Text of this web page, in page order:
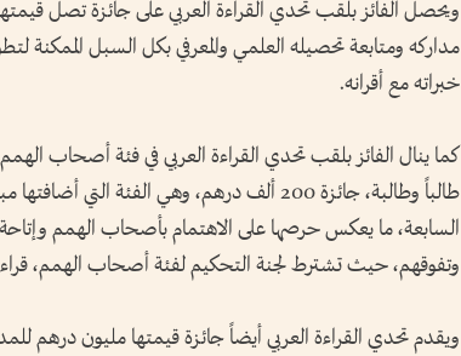
مداركه ومتابعة تحصيله العلمي والمعرفي بكل السبل الممكنة
خبراته مع أقرانه.
طالباً وطالبة، جائزة 200 ألف درهم، وهي الفئة
السابعة، ما يعكس حرصها على الاهتمام بأصحاب الهمم
وتفوقهم، حيث تشترط لجنة التحكيم لفئة أصحاب الهمم، قراءة